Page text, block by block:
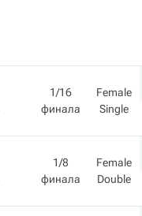
1/16
финала
Female
Single
1/8
финала
Female
Double